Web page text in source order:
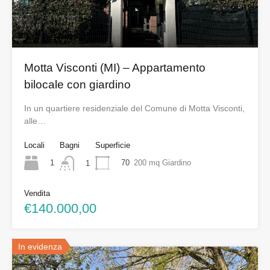
Motta Visconti (MI) – Appartamento
bilocale con giardino
In un quartiere residenziale del Comune di Motta Visconti,
alle…
Locali
1
Bagni
1
Superficie
70 200 mq Giardino
Vendita
€140.000,00
In evidenza